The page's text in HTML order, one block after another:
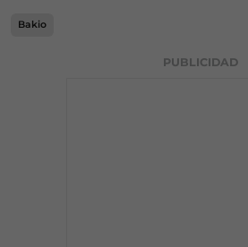
Bakio
PUBLICIDAD